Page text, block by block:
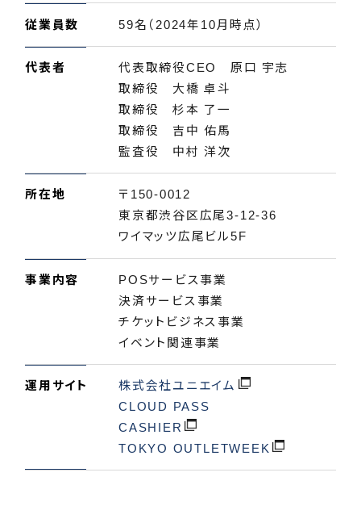
従業員数 59名（2024年10月時点）
代表者
代表取締役CEO 原口 宇志
取締役 大橋 卓斗
取締役 杉本 了一
取締役 吉中 佑馬
監査役 中村 洋次
所在地
〒150-0012
東京都渋谷区広尾3-12-36
ワイマッツ広尾ビル5F
事業内容
POSサービス事業
決済サービス事業
チケットビジネス事業
イベント関連事業
運用サイト
株式会社ユニエイム
CLOUD PASS
CASHIER
TOKYO OUTLETWEEK